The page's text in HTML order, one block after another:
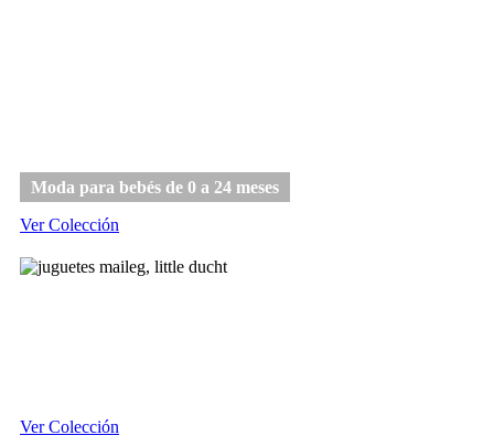
Moda para bebés de 0 a 24 meses
Ver Colección
Ver Colección